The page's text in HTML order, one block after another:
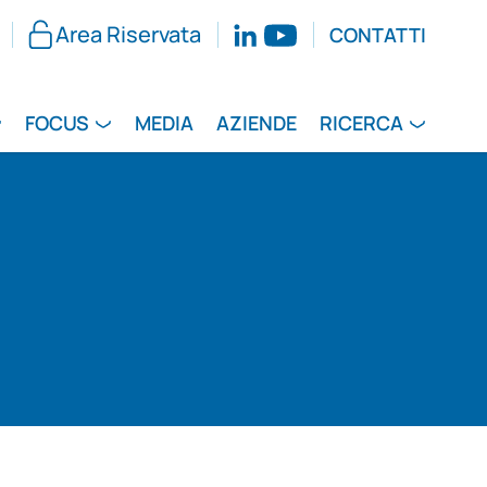
Area Riservata CONTATTI
FOCUS MEDIA AZIENDE RICERCA